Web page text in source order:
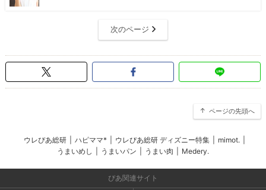
次のページ
ページの先頭へ
ウレぴあ総研 ハピママ* ウレぴあ総研 ディズニー特集 mimot.
うまいめし
うまいパン うまい肉 Medery.
ぴあ関連サイト